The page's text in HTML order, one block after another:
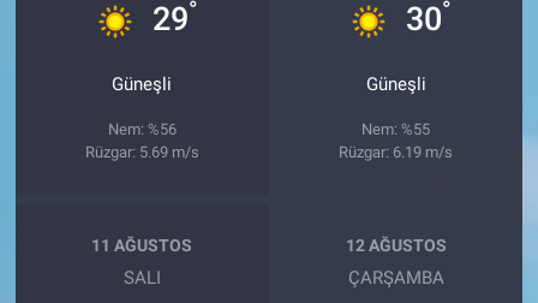
29°
Güneşli
Nem: %56
Rüzgar: 5.69 m/s
30°
Güneşli
Nem: %55
Rüzgar: 6.19 m/s
11 AĞUSTOS
SALI
12 AĞUSTOS
ÇARŞAMBA